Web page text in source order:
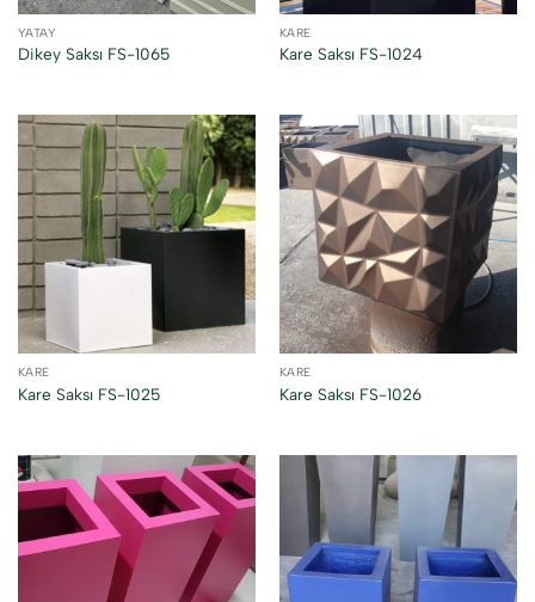
YATAY
Dikey Saksı FS-1065
KARE
Kare Saksı FS-1024
KARE
Kare Saksı FS-1025
KARE
Kare Saksı FS-1026